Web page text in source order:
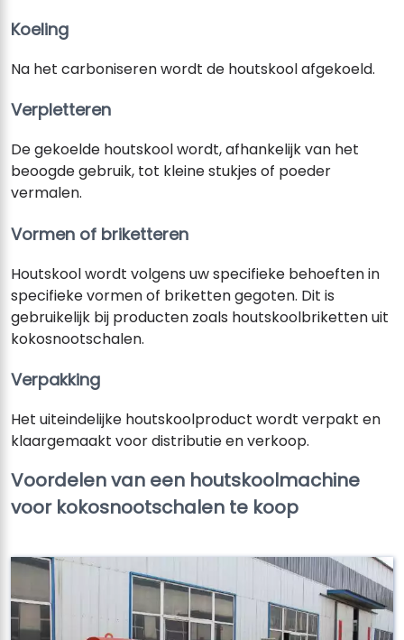
Koeling
Na het carboniseren wordt de houtskool afgekoeld.
Verpletteren
De gekoelde houtskool wordt, afhankelijk van het
beoogde gebruik, tot kleine stukjes of poeder
vermalen.
Vormen of briketteren
Houtskool wordt volgens uw specifieke behoeften in
specifieke vormen of briketten gegoten. Dit is
gebruikelijk bij producten zoals houtskoolbriketten uit
kokosnootschalen.
Verpakking
Het uiteindelijke houtskoolproduct wordt verpakt en
klaargemaakt voor distributie en verkoop.
Voordelen van een houtskoolmachine
voor kokosnootschalen te koop